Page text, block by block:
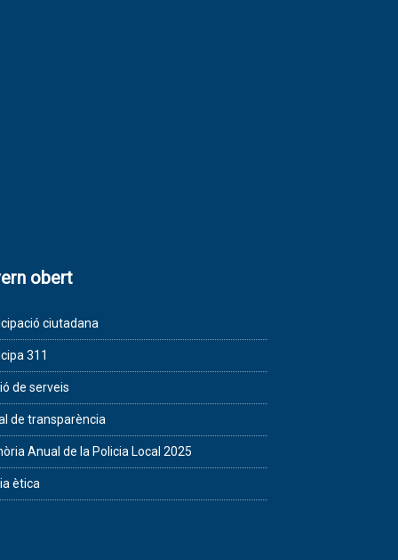
obert
ciutadana
311
de serveis
de transparència
Anual de la Policia Local 2025
ètica